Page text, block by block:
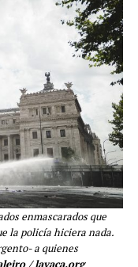
enmascarados que
la policía hiciera nada.
a quienes
/ lavaca.org